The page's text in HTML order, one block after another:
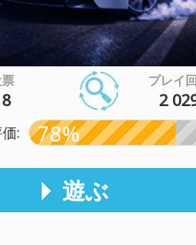
プレイ
2
: 78%
遊ぶ